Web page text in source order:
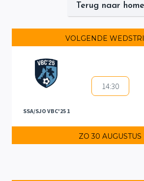
Terug naar home
VOLGENDE
SSA/SJO VBC'25 1
14:30
ZO 30 AUGUSTUS